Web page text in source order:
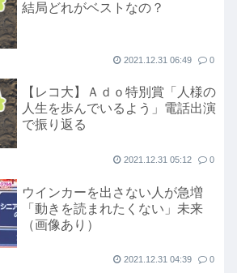
結局どれがベストなの？
2021.12.31 06:49 0
【レコ大】Ａｄｏ特別賞「人様の
人生を歩んでいるよう」電話出演
で振り返る
2021.12.31 05:12 0
ウインカーを出さない人が急増
「動きを読まれたくない」未来
（画像あり）
2021.12.31 04:39 0